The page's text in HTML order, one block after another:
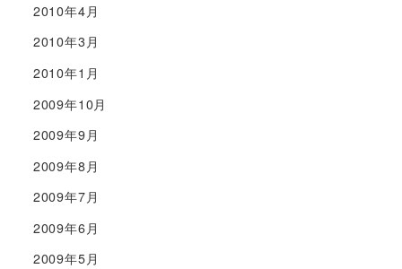
2010年4月
2010年3月
2010年1月
2009年10月
2009年9月
2009年8月
2009年7月
2009年6月
2009年5月